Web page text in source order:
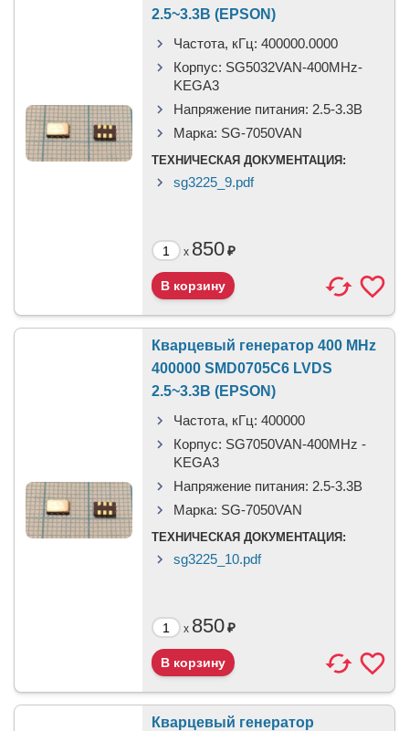
2.5~3.3В (EPSON)
Частота, кГц: 400000.0000
Корпус: SG5032VAN-400MHz-
KEGA3
Напряжение питания: 2.5-3.3В
Марка: SG-7050VAN
ТЕХНИЧЕСКАЯ ДОКУМЕНТАЦИЯ:
sg3225_9.pdf
x 850₽
Кварцевый генератор 400 MHz
400000 SMD0705C6 LVDS
2.5~3.3В (EPSON)
Частота, кГц: 400000
Корпус: SG7050VAN-400MHz -
KEGA3
Напряжение питания: 2.5-3.3В
Марка: SG-7050VAN
ТЕХНИЧЕСКАЯ ДОКУМЕНТАЦИЯ:
sg3225_10.pdf
x 850₽
Кварцевый генератор